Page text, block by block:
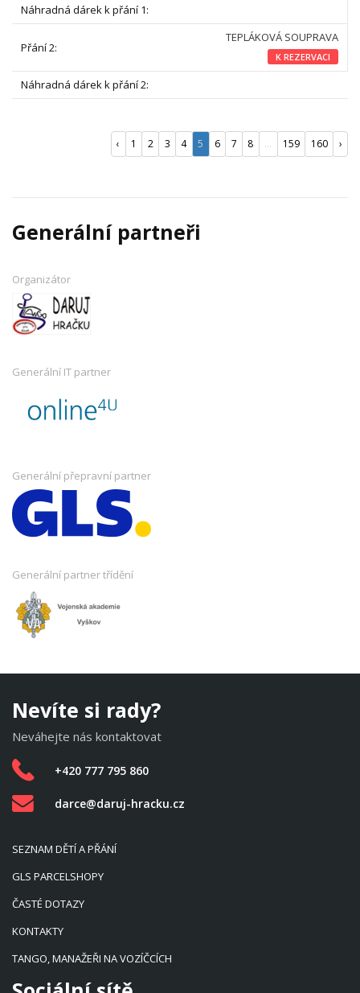
TEPLÁKOVÁ SOUPRAVA
K REZERVACI
‹ 1 2 3 4 5 6 7 8 ... 159 160 ›
Generální partneři
Organizátor
Generální IT partner
Generální přepravní partner
Generální partner třídění
Nevíte si rady?
Neváhejte nás kontaktovat
+420 777 795 860
darce@daruj-hracku.cz
SEZNAM DĚTÍ A PŘÁNÍ
GLS PARCELSHOPY
ČASTÉ DOTAZY
KONTAKTY
TANGO, MANAŽEŘI NA VOZÍČCÍCH